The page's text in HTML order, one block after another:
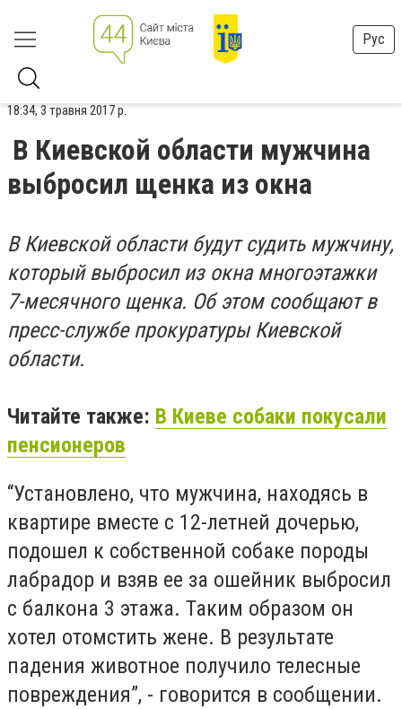
Рус
18:34, 3 травня 2017 р.
В Киевской области мужчина
выбросил щенка из окна
В Киевской области будут судить мужчину,
который выбросил из окна многоэтажки
7-месячного щенка. Об этом сообщают в
пресс-службе прокуратуры Киевской
области.
Читайте также: В Киеве собаки покусали
пенсионеров
“Установлено, что мужчина, находясь в
квартире вместе с 12-летней дочерью,
подошел к собственной собаке породы
лабрадор и взяв ее за ошейник выбросил
с балкона 3 этажа. Таким образом он
хотел отомстить жене. В результате
падения животное получило телесные
повреждения”, - говорится в сообщении.